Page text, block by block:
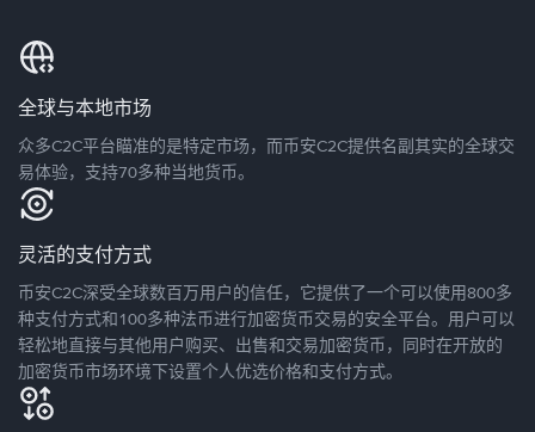
全球与本地市场
众多C2C平台瞄准的是特定市场，而币安C2C提供名副其实的全球交
易体验，支持70多种当地货币。
灵活的支付方式
币安C2C深受全球数百万用户的信任，它提供了一个可以使用800多
种支付方式和100多种法币进行加密货币交易的安全平台。用户可以
轻松地直接与其他用户购买、出售和交易加密货币，同时在开放的
加密货币市场环境下设置个人优选价格和支付方式。